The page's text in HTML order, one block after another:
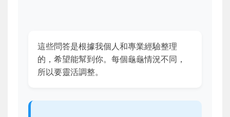
這些問答是根據我個人和專業經驗整理
的，希望能幫到你。每個龜龜情況不同，
所以要靈活調整。